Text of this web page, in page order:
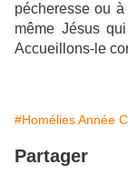
pécheresse ou
même Jésus
Accueillons-le
#Homélies Année
Partager